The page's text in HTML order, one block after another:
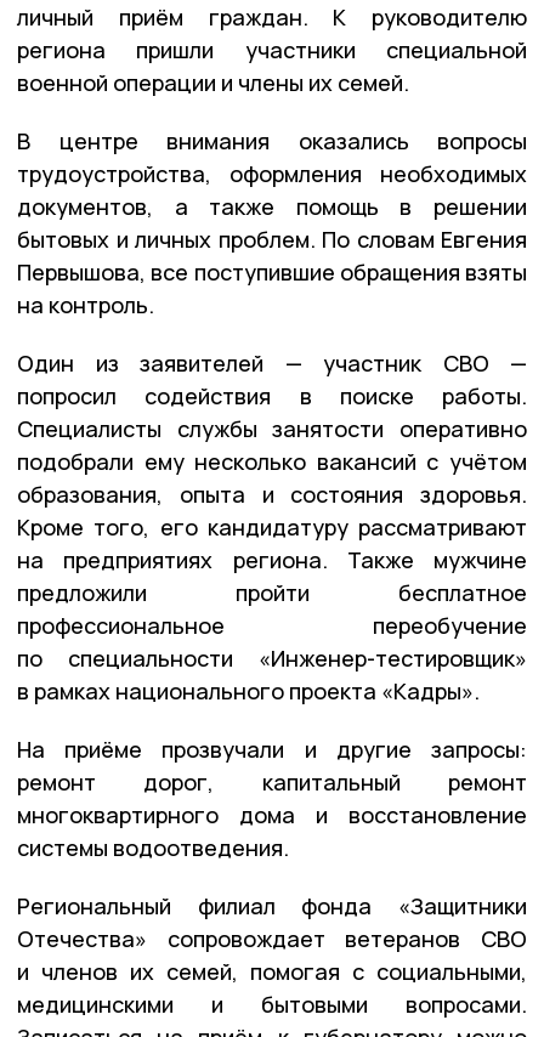
личный приём граждан. К руководителю
региона пришли участники специальной
военной операции и члены их семей.
В центре внимания оказались вопросы
трудоустройства, оформления необходимых
документов, а также помощь в решении
бытовых и личных проблем. По словам Евгения
Первышова, все поступившие обращения взяты
на контроль.
Один из заявителей — участник СВО —
попросил содействия в поиске работы.
Специалисты службы занятости оперативно
подобрали ему несколько вакансий с учётом
образования, опыта и состояния здоровья.
Кроме того, его кандидатуру рассматривают
на предприятиях региона. Также мужчине
предложили пройти бесплатное
профессиональное переобучение
по специальности «Инженер-тестировщик»
в рамках национального проекта «Кадры».
На приёме прозвучали и другие запросы:
ремонт дорог, капитальный ремонт
многоквартирного дома и восстановление
системы водоотведения.
Региональный филиал фонда «Защитники
Отечества» сопровождает ветеранов СВО
и членов их семей, помогая с социальными,
медицинскими и бытовыми вопросами.